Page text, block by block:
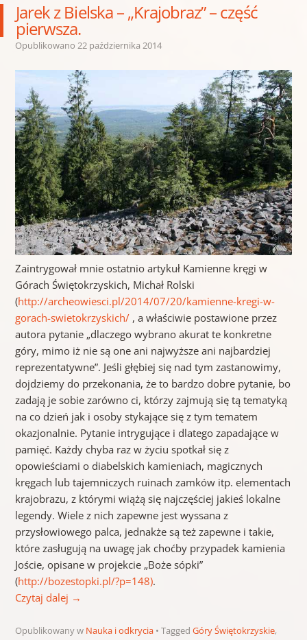
Jarek z Bielska – „Krajobraz” – część
pierwsza.
Opublikowano 22 października 2014
Zaintrygował mnie ostatnio artykuł Kamienne kręgi w
Górach Świętokrzyskich, Michał Rolski
(http://archeowiesci.pl/2014/07/20/kamienne-kregi-w-
gorach-swietokrzyskich/, a właściwie postawione przez
autora pytanie „dlaczego wybrano akurat te konkretne
góry, mimo iż nie są one ani najwyższe ani najbardziej
reprezentatywne”. Jeśli głębiej się nad tym zastanowimy,
dojdziemy do przekonania, że to bardzo dobre pytanie, bo
zadają je sobie zarówno ci, którzy zajmują się tą tematyką
na co dzień jak i osoby stykające się z tym tematem
okazjonalnie. Pytanie intrygujące i dlatego zapadające w
pamięć. Każdy chyba raz w życiu spotkał się z
opowieściami o diabelskich kamieniach, magicznych
kręgach lub tajemniczych ruinach zamków itp. elementach
krajobrazu, z którymi wiążą się najczęściej jakieś lokalne
legendy. Wiele z nich zapewne jest wyssana z
przysłowiowego palca, jednakże są też zapewne i takie,
które zasługują na uwagę jak choćby przypadek kamienia
Joście, opisane w projekcie „Boże sópki”
(http://bozestopki.pl/?p=148).
Czytaj dalej →
Opublikowany w Nauka i odkrycia Tagged Góry Świętokrzyskie,